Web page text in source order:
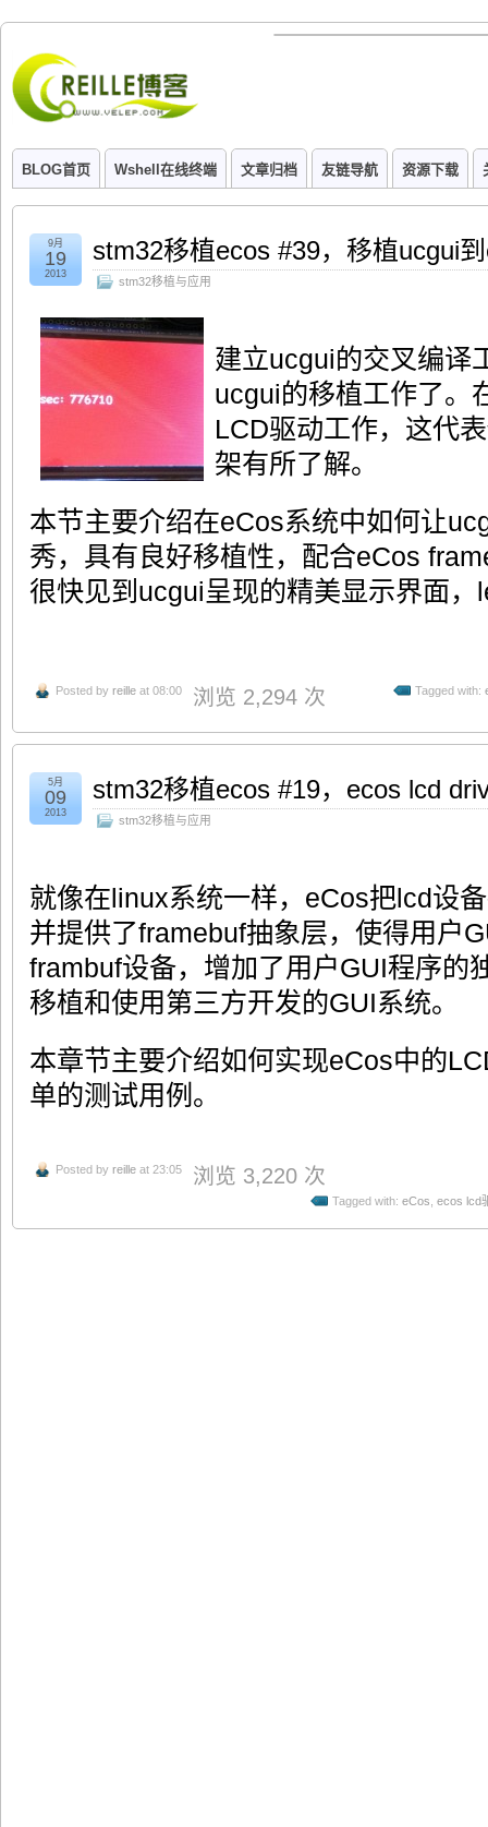
BLOG首页 Wshell在线终端 文章归档 友链导航 资源下载
stm32移植ecos #39，移植ucgui
stm32移植与应用
9月
19
2013
建立ucgui的交叉编译
ucgui的移植工作了。
LCD驱动工作，这代
架有所了解。
本节主要介绍在eCos系统中如何让
秀，具有良好移植性，配合eCos
很快见到ucgui呈现的精美显示界面
Posted by reille at 08:00 浏览 2,294 次 Tagged with:
stm32移植ecos #19，ecos lcd
stm32移植与应用
5月
09
2013
就像在linux系统一样，eCos把lcd设
并提供了framebuf抽象层，使得用户
frambuf设备，增加了用户GUI程序的
移植和使用第三方开发的GUI系统。
本章节主要介绍如何实现eCos中的
单的测试用例。
Posted by reille at 23:05 浏览 3,220 次
Tagged with: eCos ecos lcd